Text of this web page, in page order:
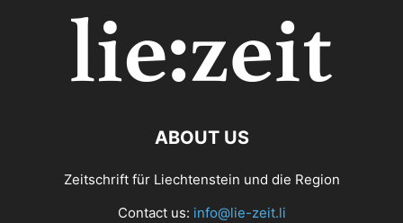
ABOUT US
Zeitschrift für Liechtenstein und die Region
Contact us: info@lie-zeit.li